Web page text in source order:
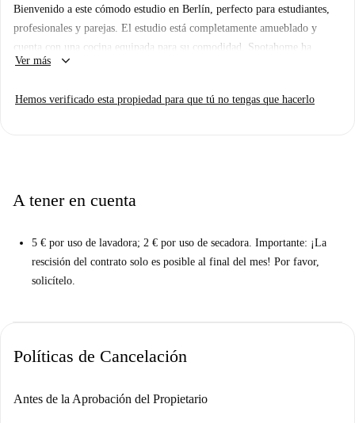
Bienvenido a este cómodo estudio en Berlín, perfecto para estudiantes,
profesionales y parejas. El estudio está completamente amueblado y
cuenta con una cocina equipada para su comodidad. Spotahome ha
verificado este anuncio, garantizándole una experiencia de alquiler
lo que simplifica la planificación de su presupuesto.
Hausgallery Sama 33 también se encuentra cerca, añadiendo un toque
de Berlín mientras disfruta de su nuevo hogar.
Ver más keyboard_arrow_down
Hemos verificado esta propiedad para que tú no tengas que hacerlo
A tener en cuenta
5 € por uso de lavadora; 2 € por uso de secadora. Importante: ¡La
rescisión del contrato solo es posible al final del mes! Por favor,
solicítelo.
Políticas de Cancelación
Antes de la Aprobación del Propietario